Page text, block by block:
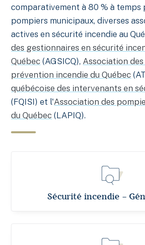
comparativement à 80 % à temps
pompiers municipaux, diverses
actives en sécurité incendie au
des gestionnaires en sécurité
Québec (AGSICQ), Association
prévention incendie du Québec
québécoise des intervenants en
(FQISI) et l'Association des
du Québec (LAPIQ).
Sécurité incendie –